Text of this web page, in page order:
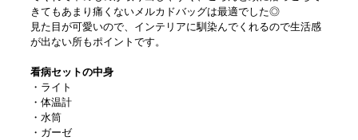
きてもあまり痛くないメルカドバッグは最適でした◎
見た目が可愛いので、インテリアに馴染んでくれるので生活感
が出ない所もポイントです。
看病セットの中身
・ライト
・体温計
・水筒
・ガーゼ